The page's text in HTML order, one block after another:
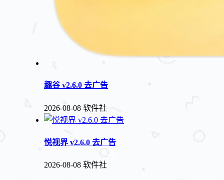
趣谷 v2.6.0 去广告
2026-08-08 软件社
悦视界 v2.6.0 去广告
2026-08-08 软件社